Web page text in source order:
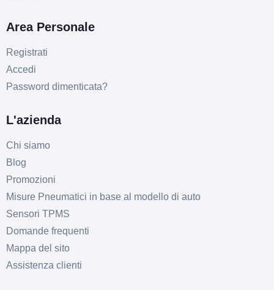
D
Area Personale
Registrati
Accedi
Password dimenticata?
L'azienda
Chi siamo
Blog
Promozioni
Misure Pneumatici in base al modello di auto
Sensori TPMS
Domande frequenti
Mappa del sito
Assistenza clienti